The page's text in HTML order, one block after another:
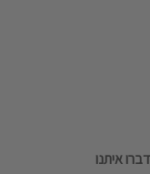
דברו איתנו